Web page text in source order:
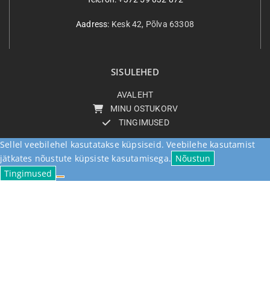
SISULEHED
AVALEHT
MINU OSTUKORV
TINGIMUSED
Aadress: Kesk 42, Põlva 63308
Sellel veebilehel kasutatakse küpsiseid. Veebilehe kasutamist
jätkates nõustute küpsiste kasutamisega. Nõustun
Tingimused